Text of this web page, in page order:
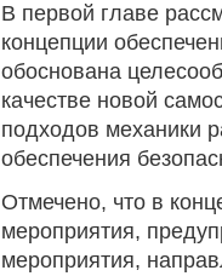
В первой главе
концепции
обоснована
качестве новой
подходов механики
обеспечения
Отмечено, что в
мероприятия,
мероприятия,